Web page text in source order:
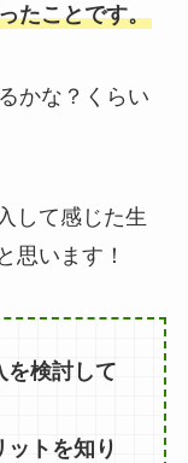
たことです。
かな？くらい
して感じた生
思います！
を検討して
ットを知り